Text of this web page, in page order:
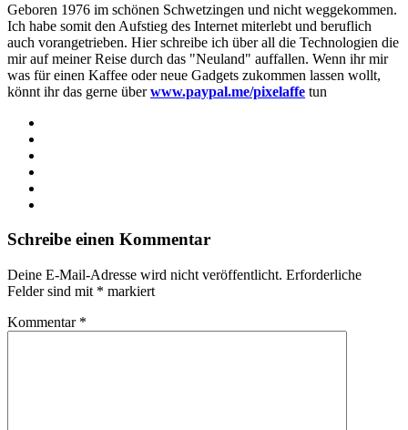
Geboren 1976 im schönen Schwetzingen und nicht weggekommen.
Ich habe somit den Aufstieg des Internet miterlebt und beruflich
auch vorangetrieben. Hier schreibe ich über all die Technologien die
mir auf meiner Reise durch das "Neuland" auffallen. Wenn ihr mir
was für einen Kaffee oder neue Gadgets zukommen lassen wollt,
könnt ihr das gerne überwww.paypal.me/pixelaffe tun
Schreibe einen Kommentar
Deine E-Mail-Adresse wird nicht veröffentlicht. Erforderliche
Felder sind mit * markiert
Kommentar *